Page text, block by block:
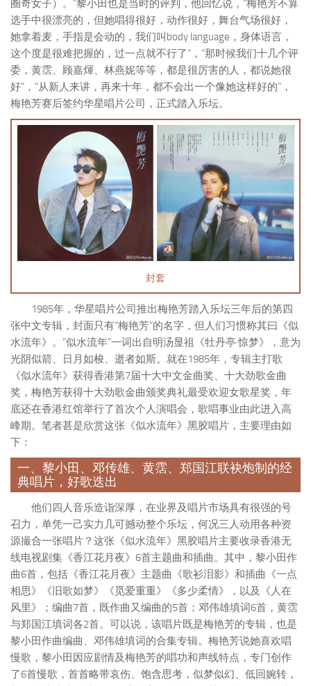
圈奇女子）。”黎小田也是当时的评判，他回忆说，“梅艳芳不算
选手中很漂亮的，但她唱得很好，动作很好，舞台气场很好，
她拿着麦，手指是会动的，我们叫body language，身体语言，
这个度是很难把握的，过一点就不行了”，“那时候我们十几个评
委，黄霑、顾嘉煇、林燕妮等等，都是很厉害的人，都说她很
好”，“从新人来讲，再来十年，都不会出一个像她这样好的”，
梅艳芳赛后签约华星唱片公司，正式踏入乐坛。
封套
1985年，华星唱片公司推出梅艳芳踏入乐坛三年后的第四
张中文专辑，封面只有“梅艳芳”的名字，但人们习惯称其曰《似
水流年》。“似水流年”一词出自明汤显祖《牡丹亭·惊梦》，意为
光阴似箭、日月如梭、逝者如斯。就在1985年，专辑主打歌
《似水流年》获得香港第7届十大中文金曲奖、十大劲歌金曲
奖，梅艳芳获得十大劲歌金曲颁奖典礼最受欢迎女歌星奖，年
底还在香港红馆举行了首次个人演唱会，歌唱事业由此进入高
峰期。笔者甚是欣赏这张《似水流年》黑胶唱片，主要理由如
下：
一、黎小田、邓传雄、黄霑、郑国江联袂炮制的经
典唱片，好歌迭出
他们四人音乐造诣深厚，在业界及唱片市场具有很强的号
召力，单凭一己实力几可撼动整个乐坛，何况三人动用各种资
源撮合一张唱片？这张《似水流年》黑胶唱片主要收录香港无
线电视剧集《香江花月夜》6首主题曲和插曲。其中，黎小田作
曲6首，包括《香江花月夜》主题曲《歌衫泪影》和插曲《一点
相思》《旧歌如梦》《觅爱重重》《多少柔情》，以及《人在
风里》；编曲7首，既作曲又编曲的5首；邓伟雄填词6首，黄霑
与郑国江填词各2首。可以说，该唱片既是梅艳芳的专辑，也是
黎小田作曲编曲、邓伟雄填词的合集专辑。梅艳芳说她喜欢唱
慢歌，黎小田因应剧情及梅艳芳的唱功和声线特点，专门创作
了6首慢歌，首首略带哀伤、饱含思考，似梦似幻、低回婉转，